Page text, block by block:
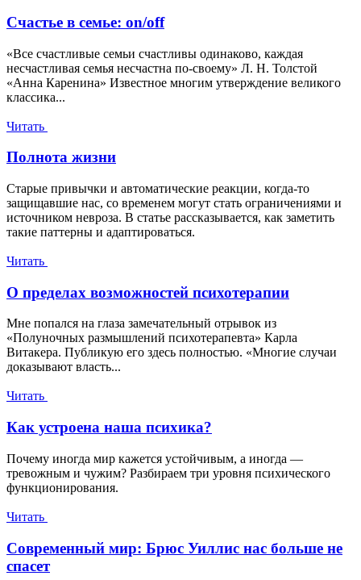
Счастье в семье: on/off
«Все счастливые семьи счастливы одинаково, каждая
несчастливая семья несчастна по-своему» Л. Н. Толстой
«Анна Каренина» Известное многим утверждение великого
классика...
Читать
Полнота жизни
Старые привычки и автоматические реакции, когда-то
защищавшие нас, со временем могут стать ограничениями и
источником невроза. В статье рассказывается, как заметить
такие паттерны и адаптироваться.
Читать
О пределах возможностей психотерапии
Мне попался на глаза замечательный отрывок из
«Полуночных размышлений психотерапевта» Карла
Витакера. Публикую его здесь полностью. «Многие случаи
доказывают власть...
Читать
Как устроена наша психика?
Почему иногда мир кажется устойчивым, а иногда —
тревожным и чужим? Разбираем три уровня психического
функционирования.
Читать
Современный мир: Брюс Уиллис нас больше не
спасет